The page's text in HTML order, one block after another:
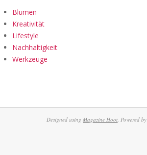
Blumen
Kreativität
Lifestyle
Nachhaltigkeit
Werkzeuge
Designed using Magazine Hoot. Powered by